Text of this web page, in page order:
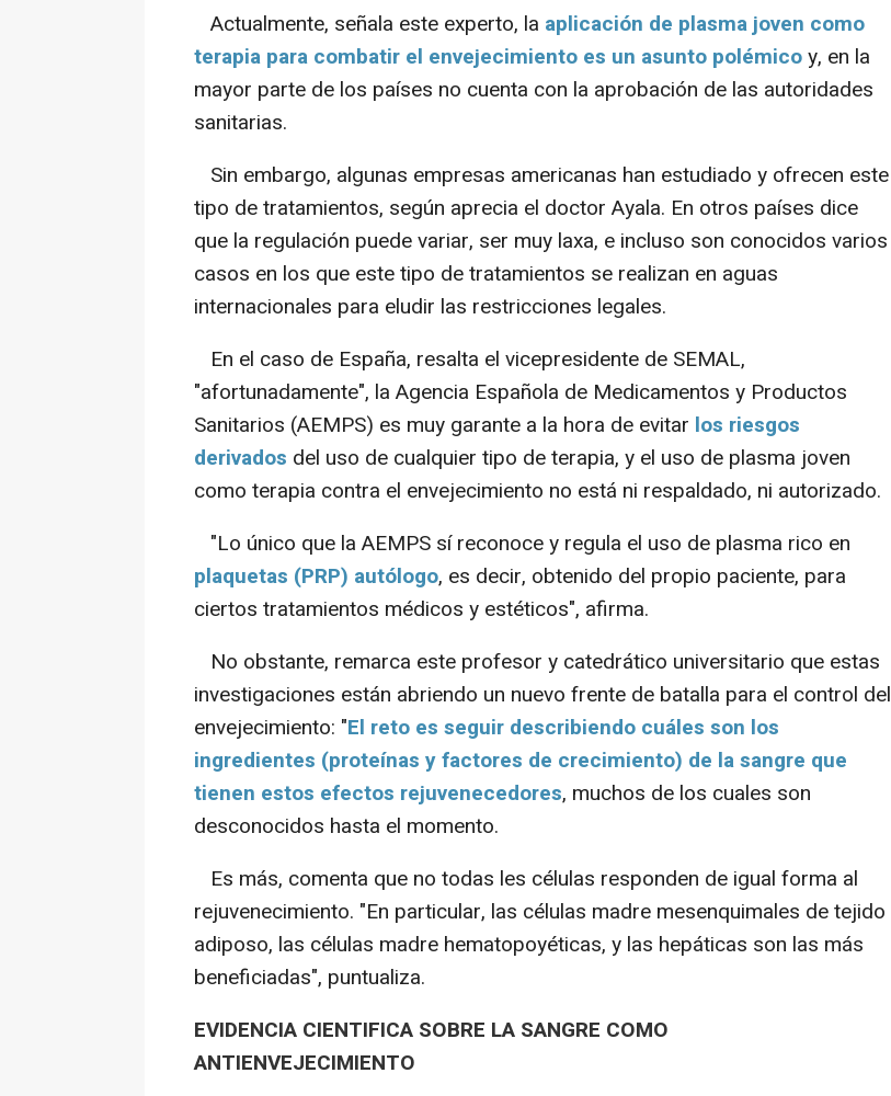
Actualmente, señala este experto, la aplicación de plasma joven como
terapia para combatir el envejecimiento es un asunto polémicoy, en la
mayor parte de los países no cuenta con la aprobación de las autoridades
sanitarias.
Sin embargo, algunas empresas americanas han estudiado y ofrecen este
tipo de tratamientos, según aprecia el doctor Ayala. En otros países dice
que la regulación puede variar, ser muy laxa, e incluso son conocidos varios
casos en los que este tipo de tratamientos se realizan en aguas
internacionales para eludir las restricciones legales.
En el caso de España, resalta el vicepresidente de SEMAL,
"afortunadamente", la Agencia Española de Medicamentos y Productos
Sanitarios (AEMPS) es muy garante a la hora de evitar los riesgos
derivados del uso de cualquier tipo de terapia, y el uso de plasma joven
como terapia contra el envejecimiento no está ni respaldado, ni autorizado.
"Lo único que la AEMPS sí reconoce y regula el uso de plasma rico en
plaquetas (PRP) autólogo, es decir, obtenido del propio paciente, para
ciertos tratamientos médicos y estéticos", afirma.
No obstante, remarca este profesor y catedrático universitario que estas
investigaciones están abriendo un nuevo frente de batalla para el control del
envejecimiento: "El reto es seguir describiendo cuáles son los
ingredientes (proteínas y factores de crecimiento) de la sangre que
tienen estos efectos rejuvenecedores, muchos de los cuales son
desconocidos hasta el momento.
Es más, comenta que no todas les células responden de igual forma al
rejuvenecimiento. "En particular, las células madre mesenquimales de tejido
adiposo, las células madre hematopoyéticas, y las hepáticas son las más
beneficiadas", puntualiza.
EVIDENCIA CIENTIFICA SOBRE LA SANGRE COMO
ANTIENVEJECIMIENTO